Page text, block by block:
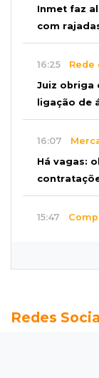
Inmet faz
com
16:25 Rede
Juiz obriga
ligação de
16:07
Há vagas:
15:47
Visitante
Bairro
Redes